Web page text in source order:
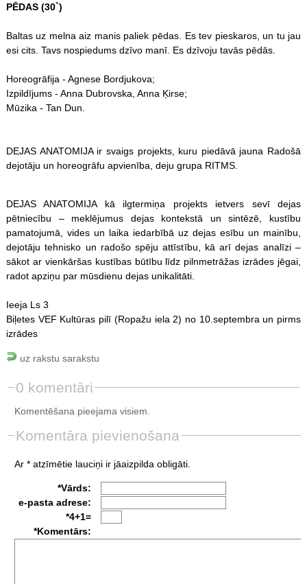
PĒDAS (30`)
Baltas uz melna aiz manis paliek pēdas. Es tev pieskaros, un tu jau
esi cits. Tavs nospiedums dzīvo manī. Es dzīvoju tavās pēdās.
Horeogrāfija - Agnese Bordjukova;
Izpildījums - Anna Dubrovska, Anna Ķirse;
Mūzika - Tan Dun.
DEJAS ANATOMIJA ir svaigs projekts, kuru piedāvā jauna Radošā
dejotāju un horeogrāfu apvienība, deju grupa RITMS.
DEJAS ANATOMIJA kā ilgtermiņa projekts ietvers sevī dejas
pētniecību – meklējumus dejas kontekstā un sintēzē, kustību
pamatojumā, vides un laika iedarbībā uz dejas esību un mainību,
dejotāju tehnisko un radošo spēju attīstību, kā arī dejas analīzi –
sākot ar vienkāršas kustības būtību līdz pilnmetrāžas izrādes jēgai,
radot apziņu par mūsdienu dejas unikalitāti.
Ieeja Ls 3
Biļetes VEF Kultūras pilī (Ropažu iela 2) no 10.septembra un pirms
izrādes
uz rakstu sarakstu
0 komentāri
Komentēšana pieejama visiem.
Komentāra pievienošana
Ar * atzīmētie lauciņi ir jāaizpilda obligāti.
*Vārds:
e-pasta adrese:
*4+1=
*Komentārs: